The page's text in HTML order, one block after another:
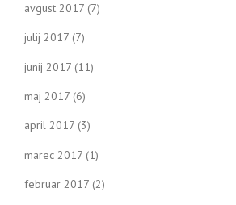
avgust 2017 (7)
julij 2017 (7)
junij 2017 (11)
maj 2017 (6)
april 2017 (3)
marec 2017 (1)
februar 2017 (2)